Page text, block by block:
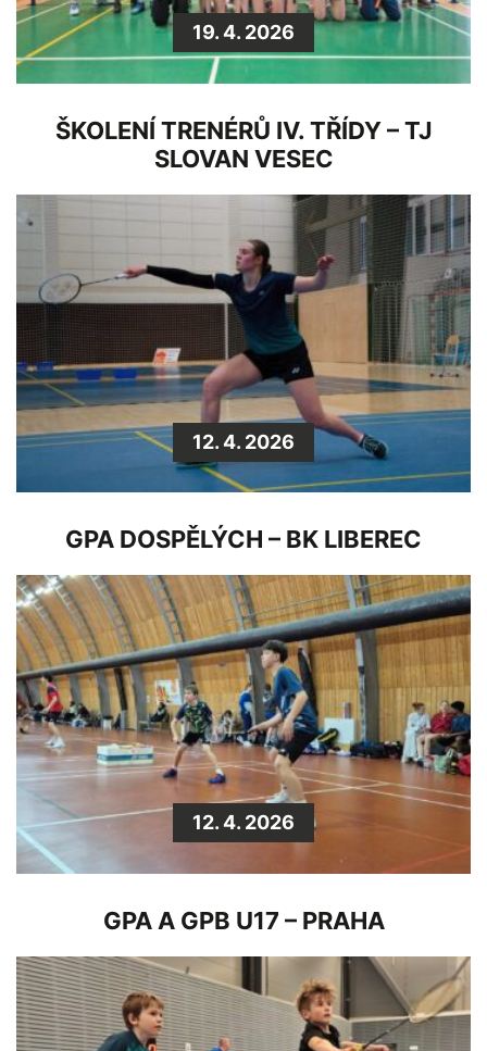
19. 4. 2026
ŠKOLENÍ TRENÉRŮ IV. TŘÍDY – TJ
SLOVAN VESEC
12. 4. 2026
GPA DOSPĚLÝCH – BK LIBEREC
12. 4. 2026
GPA A GPB U17 – PRAHA